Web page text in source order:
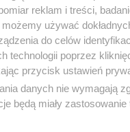
Prezydenckim w
na całym
Karol Wojtyła
reklam i treści,
używać
do celów
poprzez
przycisk ustawień
danych nie wymagają
będą miały zastosowanie